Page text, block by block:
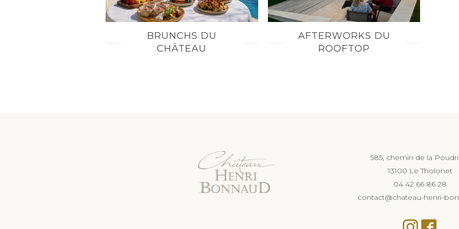
BRUNCHS DU
CHÂTEAU
AFTERWORKS DU
ROOFTOP
585, chemin de la
13100 Le Tholonet
04 42 66 86 28
contact@chateau-henri-